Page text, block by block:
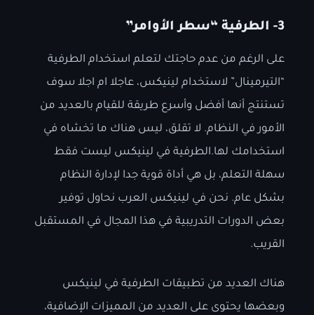
3- الطرفية “سطر الأوامر”
على الرغم من عدم حاجتك لتعلم استخدام الطرفية
“التيرمينال” لاستخدام لينيكس، عاجلا ام اجلا سوف
تستنتج أنها أفضل وأسرع طريقة للقيام بالعديد من
الأمور في النظام. لا تقلق، ليس هناك ما تخشاه في
استخدامك لها.الطرفية في لينيكس ليست فقط
سهلة التعلم، بل هي أداة قوية جدا لإدارة النظام
بشكل عام. نحن في لينيكس العرب نحاول توفير
بعض الدورات التدريبية في هذا المجال في المستقبل
القريب.
هناك العديد من تطبيقات الطرفية في لينيكس
وبعضها يحتوى على العديد من المميزات الإضافية،